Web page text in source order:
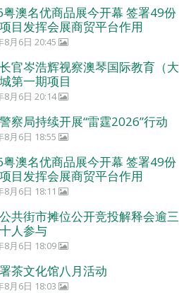
澳名优商品展今开幕 签署49份
目发挥会展商贸平台作用
8月6日 20:45
官岑浩辉视察澳琴国际教育（大
第一期项目
8月6日 20:14
察局持续开展“雷霆2026”行动
8月6日 18:55
澳名优商品展今开幕 签署49份
目发挥会展商贸平台作用
8月6日 18:11
共街市摊位公开竞投解释会逾三
人参与
8月6日 18:09
茶文化馆八月活动
8月6日 18:03